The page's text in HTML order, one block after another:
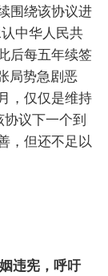
围绕该协议进
中华人民共
后每五年续签
局势急剧恶
，仅仅是维持
议下一个到
，但还不足以
违宪，呼吁